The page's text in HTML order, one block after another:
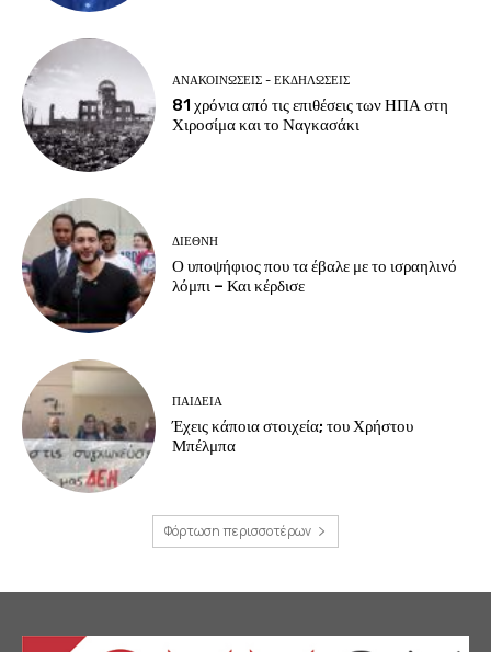
ΑΝΑΚΟΙΝΩΣΕΙΣ - ΕΚΔΗΛΩΣΕΙΣ
81 χρόνια από τις επιθέσεις των ΗΠΑ στη
Χιροσίμα και το Ναγκασάκι
ΔΙΕΘΝΗ
Ο υποψήφιος που τα έβαλε με το ισραηλινό
λόμπι – Και κέρδισε
ΠΑΙΔΕΙΑ
Έχεις κάποια στοιχεία; του Χρήστου
Μπέλμπα
Φόρτωση περισσοτέρων